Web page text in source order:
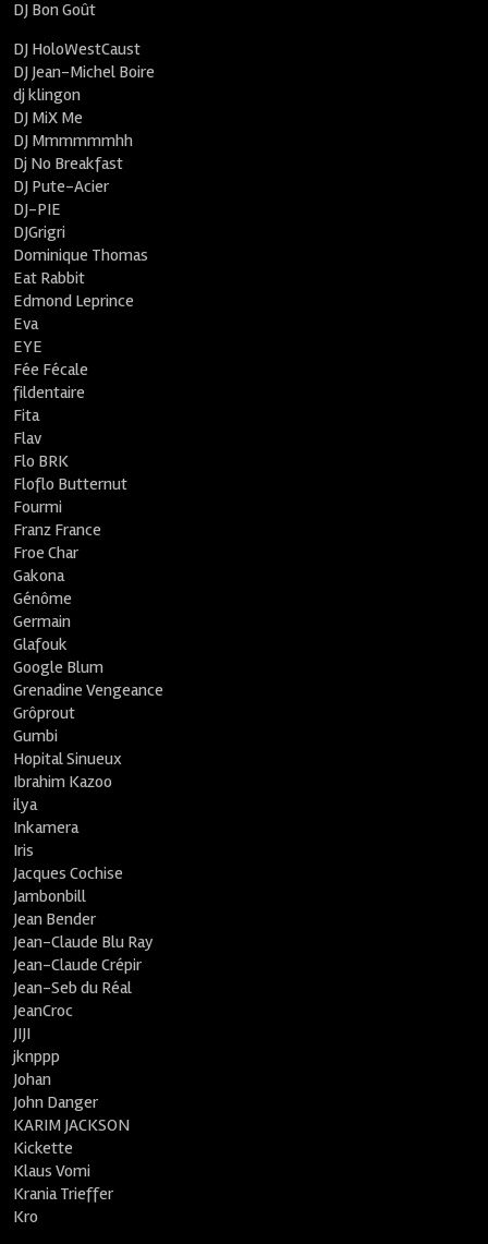
DJ Bon Goût
DJ HoloWestCaust
DJ Jean-Michel Boire
dj klingon
DJ MiX Me
DJ Mmmmmmhh
Dj No Breakfast
DJ Pute-Acier
DJ-PIE
DJGrigri
Dominique Thomas
Eat Rabbit
Edmond Leprince
Eva
EYE
Fée Fécale
fildentaire
Fita
Flav
Flo BRK
Floflo Butternut
Fourmi
Franz France
Froe Char
Gakona
Génôme
Germain
Glafouk
Google Blum
Grenadine Vengeance
Grôprout
Gumbi
Hopital Sinueux
Ibrahim Kazoo
ilya
Inkamera
Iris
Jacques Cochise
Jambonbill
Jean Bender
Jean-Claude Blu Ray
Jean-Claude Crépir
Jean-Seb du Réal
JeanCroc
JIJI
jknppp
Johan
John Danger
KARIM JACKSON
Kickette
Klaus Vomi
Krania Trieffer
Kro